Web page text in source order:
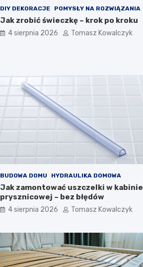
DIY DEKORACJE POMYSŁY NA ROZWIĄZANIA
Jak zrobić świeczkę – krok po kroku
4 sierpnia 2026 Tomasz Kowalczyk
BUDOWA DOMU HYDRAULIKA DOMOWA
Jak zamontować uszczelki w kabinie
prysznicowej – bez błędów
4 sierpnia 2026 Tomasz Kowalczyk